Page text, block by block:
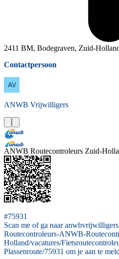
2411 BM, Bodegraven, Zuid-
Contactpersoon
ANWB Vrijwilligers
ANWB Routecontroleurs Zuid-
#75931
Scan me of ga naar
Routecontroleurs-ANWB-
Holland/vacatures/
Plassenroute/75931 om je aan te